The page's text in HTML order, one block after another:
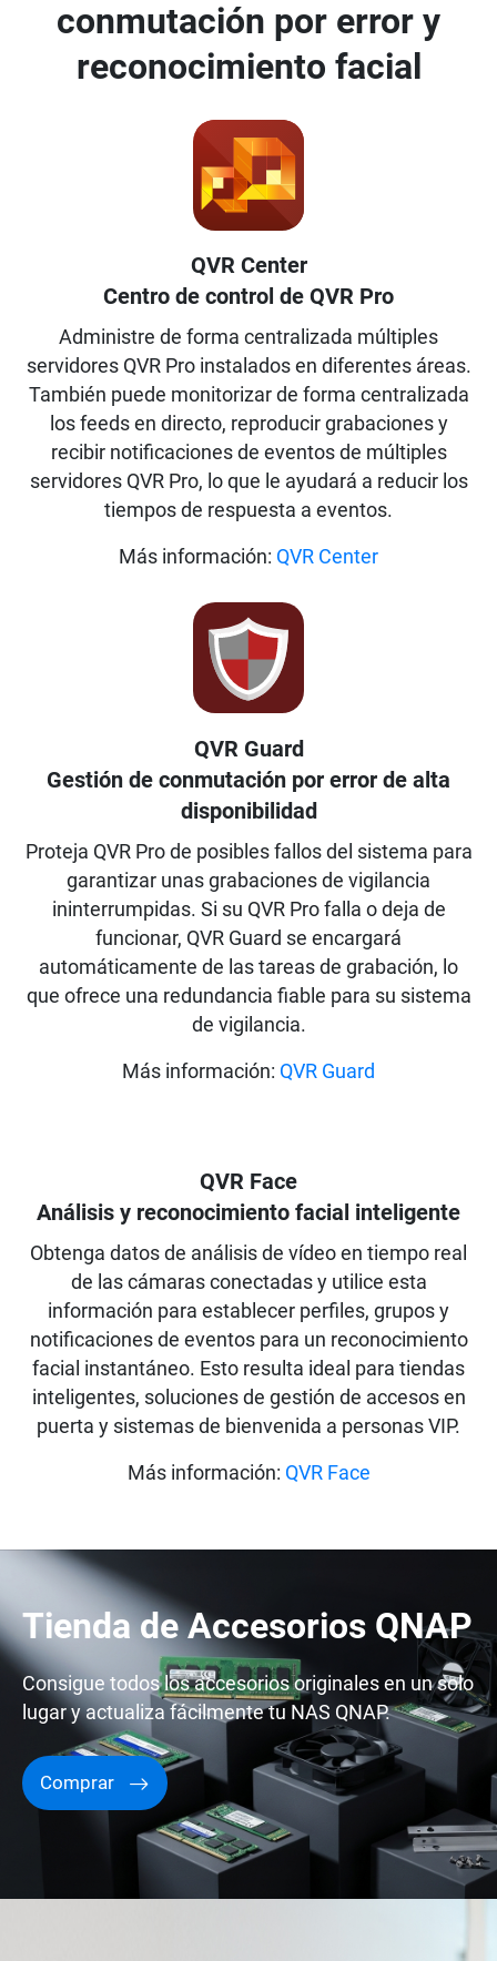
conmutación por error y
reconocimiento facial
QVR Center
Centro de control de QVR Pro
Administre de forma centralizada múltiples
servidores QVR Pro instalados en diferentes áreas.
También puede monitorizar de forma centralizada
los feeds en directo, reproducir grabaciones y
recibir notificaciones de eventos de múltiples
servidores QVR Pro, lo que le ayudará a reducir los
tiempos de respuesta a eventos.
Más información: QVR Center
QVR Guard
Gestión de conmutación por error de alta
disponibilidad
Proteja QVR Pro de posibles fallos del sistema para
garantizar unas grabaciones de vigilancia
ininterrumpidas. Si su QVR Pro falla o deja de
funcionar, QVR Guard se encargará
automáticamente de las tareas de grabación, lo
que ofrece una redundancia fiable para su sistema
de vigilancia.
Más información: QVR Guard
QVR Face
Análisis y reconocimiento facial inteligente
Obtenga datos de análisis de vídeo en tiempo real
de las cámaras conectadas y utilice esta
información para establecer perfiles, grupos y
notificaciones de eventos para un reconocimiento
facial instantáneo. Esto resulta ideal para tiendas
inteligentes, soluciones de gestión de accesos en
puerta y sistemas de bienvenida a personas VIP.
Más información: QVR Face
Tienda de Accesorios QNAP
Consigue todos los accesorios originales en un solo
lugar y actualiza fácilmente tu NAS QNAP.
Comprar